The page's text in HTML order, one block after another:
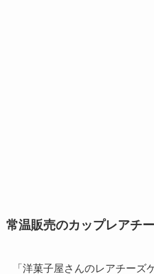
常温販売のカップレアチ
「洋菓子屋さんのレアチーズ